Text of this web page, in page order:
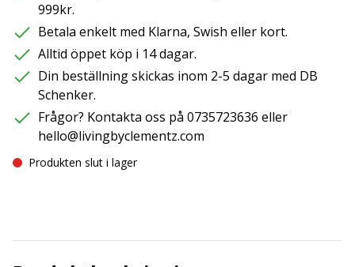
999kr.
Betala enkelt med Klarna, Swish eller kort.
Alltid öppet köp i 14 dagar.
Din beställning skickas inom 2-5 dagar med DB
Schenker.
Frågor? Kontakta oss på 0735723636 eller
hello@livingbyclementz.com
Produkten slut i lager